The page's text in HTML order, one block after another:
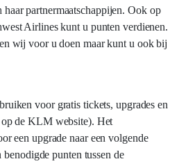
partnermaatschappijen. Ook op
Airlines kunt u punten verdienen.
wij voor u doen maar kunt u ook bij
voor gratis tickets, upgrades en
de KLM website). Het
een upgrade naar een volgende
punten tussen de